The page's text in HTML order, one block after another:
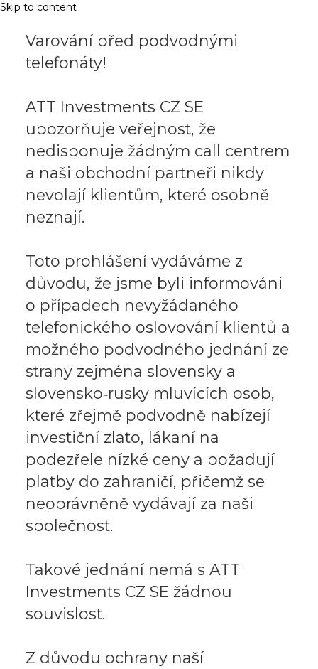
Skip to content
Varování před podvodnými
telefonáty!
ATT Investments CZ SE
upozorňuje veřejnost, že
nedisponuje žádným call centrem
a naši obchodní partneři nikdy
nevolají klientům, které osobně
neznají.
Toto prohlášení vydáváme z
důvodu, že jsme byli informováni
o případech nevyžádaného
telefonického oslovování klientů a
možného podvodného jednání ze
strany zejména slovensky a
slovensko‑rusky mluvících osob,
které zřejmě podvodně nabízejí
investiční zlato, lákaní na
podezřele nízké ceny a požadují
platby do zahraničí, přičemž se
neoprávněně vydávají za naši
společnost.
Takové jednání nemá s ATT
Investments CZ SE žádnou
souvislost.
Z důvodu ochrany naší